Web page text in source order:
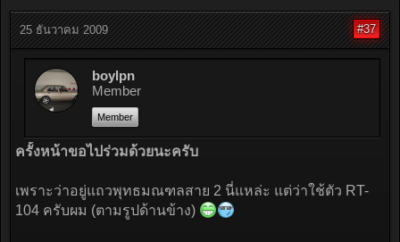
25 ธันวาคม 2009 #37
boylpn
Member
Member
ครั้งหน้าขอไปร่วมด้วยนะครับ
เพราะว่าอยู่แถวพุทธมณฑลสาย 2 นี่แหล่ะ แต่ว่าใช้ตัว RT-
104 ครับผม (ตามรูปด้านข้าง)